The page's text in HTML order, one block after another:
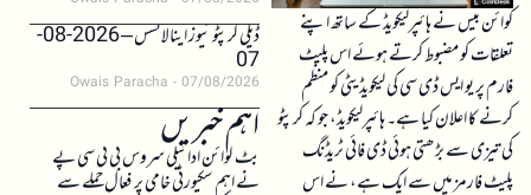
کوائن بیس نے ہائپرلیکویڈ کے ساتھ اپنے
تعلقات کو مضبوط کرتے ہوئے اس پلیٹ
فارم پر یو ایس ڈی سی کی لیکویڈیٹی کو منظم
کرنے کا اعلان کیا ہے۔ ہائپرلیکویڈ، جو کہ کرپٹو
کی تیزی سے بڑھتی ہوئی ڈی فائی ٹریڈنگ
پلیٹ فارمز میں سے ایک ہے، نے اس
ڈیلی کرپٹو نیوز اینالائسس – 2026-08-
07
Owais Paracha 07/08/2026
اہم خبریں
بٹ کوائن ادائیگی سروس بی ٹی سی پے
نے اہم سکیورٹی خامی پر فعال حملے سے